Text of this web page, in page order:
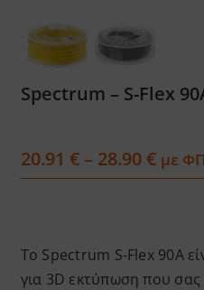
Spectrum – S-Flex
20.91 € – 28.90€Price
με
Το Spectrum S-Flex 90A
για 3D εκτύπωση που σας